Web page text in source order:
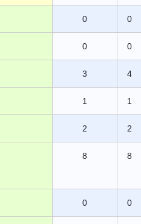
0 0
0 0
3 4
1 1
2 2
8 8
0 0